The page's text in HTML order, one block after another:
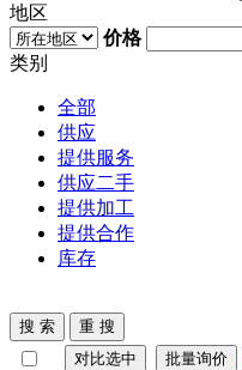
地区
价格
类别
全部
供应
提供服务
供应二手
提供加工
提供合作
库存